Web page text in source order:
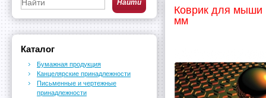
Коврик для мыши
мм
Каталог
Бумажная продукция
Канцелярские принадлежности
Письменные и чертежные
принадлежности